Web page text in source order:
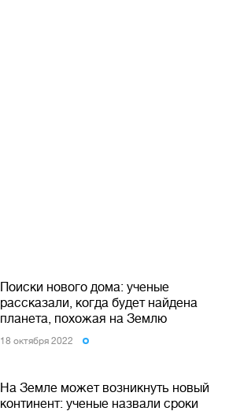
Поиски нового дома: ученые
рассказали, когда будет найдена
планета, похожая на Землю
18 октября 2022
На Земле может возникнуть новый
континент: ученые назвали сроки